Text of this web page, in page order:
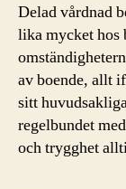
Delad vårdnad
lika mycket hos
av boende, allt
sitt
regelbundet
och trygghet